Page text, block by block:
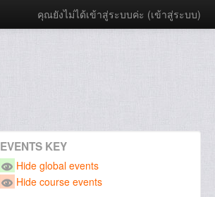
คุณยังไม่ได้เข้าสู่ระบบค่ะ (เข้าสู่ระบบ)
EVENTS KEY
Hide global events
Hide course events